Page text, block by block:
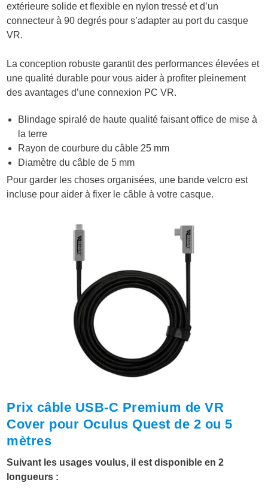
extérieure solide et flexible en nylon tressé et d’un
connecteur à 90 degrés pour s’adapter au port du casque
VR.
La conception robuste garantit des performances élevées et
une qualité durable pour vous aider à profiter pleinement
des avantages d’une connexion PC VR.
Blindage spiralé de haute qualité faisant office de mise à
la terre
Rayon de courbure du câble 25 mm
Diamètre du câble de 5 mm
Pour garder les choses organisées, une bande velcro est
incluse pour aider à fixer le câble à votre casque.
Prix câble USB-C Premium de VR
Cover pour Oculus Quest de 2 ou 5
mètres
Suivant les usages voulus, il est disponible en 2
longueurs :